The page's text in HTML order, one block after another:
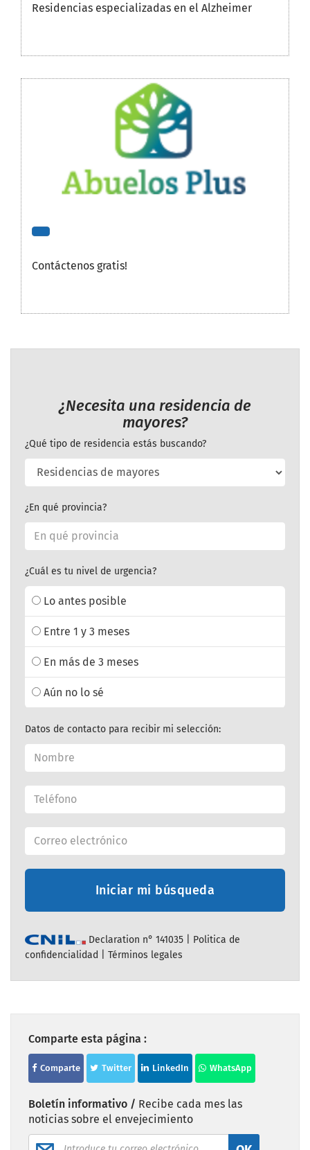
Residencias especializadas en el Alzheimer
Contáctenos gratis!
¿Necesita una residencia de
mayores?
¿Qué tipo de residencia estás buscando?
¿En qué provincia?
¿Cuál es tu nivel de urgencia?
Lo antes posible
Entre 1 y 3 meses
En más de 3 meses
Aún no lo sé
Datos de contacto para recibir mi selección:
Iniciar mi búsqueda
Declaration n° 141035 | Politica de
confidencialidad
Términos legales
Comparte esta página :
Comparte Twitter LinkedIn WhatsApp
Boletín informativo / Recibe cada mes las
noticias sobre el envejecimiento